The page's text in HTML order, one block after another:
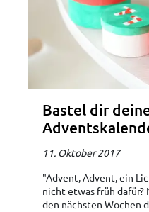
Bastel dir
11. Oktober 2017
"Advent, Advent, ein
nicht etwas früh dafür?
den nächsten Wochen